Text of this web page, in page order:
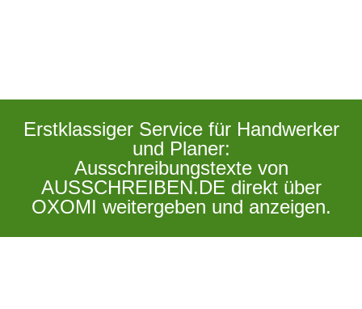
Erstklassiger Service für Handwerker
und Planer:
Ausschreibungstexte von
AUSSCHREIBEN.DE direkt über
OXOMI weitergeben und anzeigen.